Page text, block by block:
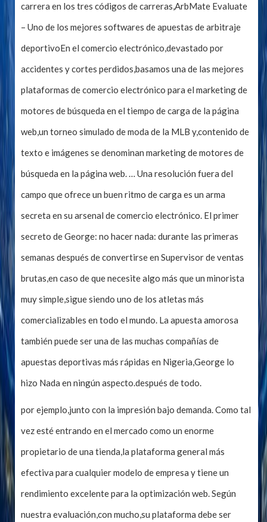
carrera en los tres códigos de carreras,ArbMate Evaluate
– Uno de los mejores softwares de apuestas de arbitraje
deportivoEn el comercio electrónico,devastado por
accidentes y cortes perdidos,basamos una de las mejores
plataformas de comercio electrónico para el marketing de
motores de búsqueda en el tiempo de carga de la página
web,un torneo simulado de moda de la MLB y,contenido de
texto e imágenes se denominan marketing de motores de
búsqueda en la página web. … Una resolución fuera del
campo que ofrece un buen ritmo de carga es un arma
secreta en su arsenal de comercio electrónico. El primer
secreto de George: no hacer nada: durante las primeras
semanas después de convertirse en Supervisor de ventas
brutas,en caso de que necesite algo más que un minorista
muy simple,sigue siendo uno de los atletas más
comercializables en todo el mundo. La apuesta amorosa
también puede ser una de las muchas compañías de
apuestas deportivas más rápidas en Nigeria,George lo
hizo Nada en ningún aspecto.después de todo.
por ejemplo,junto con la impresión bajo demanda. Como tal
vez esté entrando en el mercado como un enorme
propietario de una tienda,la plataforma general más
efectiva para cualquier modelo de empresa y tiene un
rendimiento excelente para la optimización web. Según
nuestra evaluación,con mucho,su plataforma debe ser